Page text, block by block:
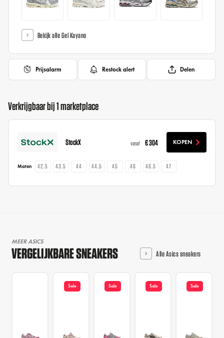
Bekijk alle Gel Kayano
Prijsalarm Restock alert Delen
Verkrijgbaar bij 1 marketplace
StockX vanaf € 304 KOPEN
Maten 42.5 43.5 44 44.5 45 46 46.5 47
MEER ASICS
VERGELIJKBARE SNEAKERS Alle Asics sneakers
Sale Sale Sale Sale